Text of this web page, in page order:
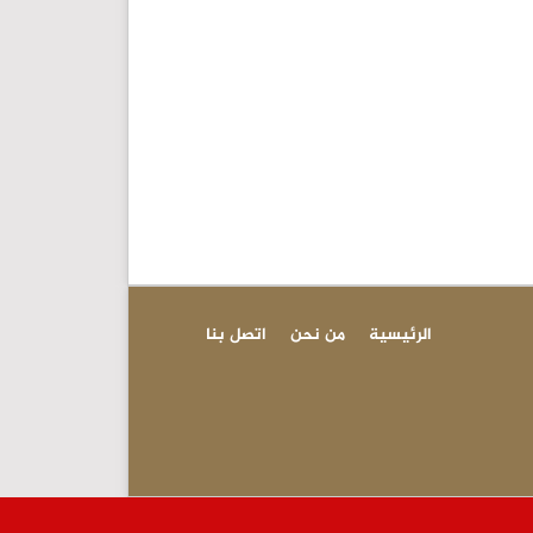
اتصل بنا من نحن الرئيسية